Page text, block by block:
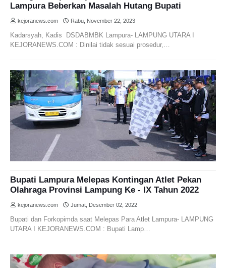
Lampura Beberkan Masalah Hutang Bupati
kejoranews.com Rabu, November 22, 2023
Kadarsyah, Kadis DSDABMBK Lampura- LAMPUNG UTARA I
KEJORANEWS.COM : Dinilai tidak sesuai prosedur,…
Bupati Lampura Melepas Kontingan Atlet Pekan
Olahraga Provinsi Lampung Ke - IX Tahun 2022
kejoranews.com Jumat, Desember 02, 2022
Bupati dan Forkopimda saat Melepas Para Atlet Lampura- LAMPUNG
UTARA I KEJORANEWS.COM : Bupati Lamp…